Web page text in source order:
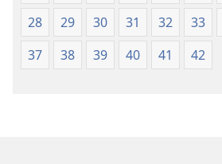
28
29 30 31 32 33
37
38 39 40 41 42